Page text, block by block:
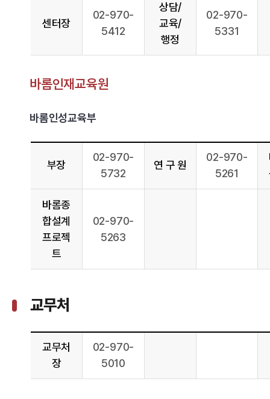
센터장
02-970-
5412
상담/
교육/
행정
02-970-
5331
바롬인재교육원
바롬인성교육부
부장
02-970-
5732
연 구 원
02-970-
5261
바롬종
합설계
프로젝
트
02-970-
5263
교무처
교무처
장
02-970-
5010